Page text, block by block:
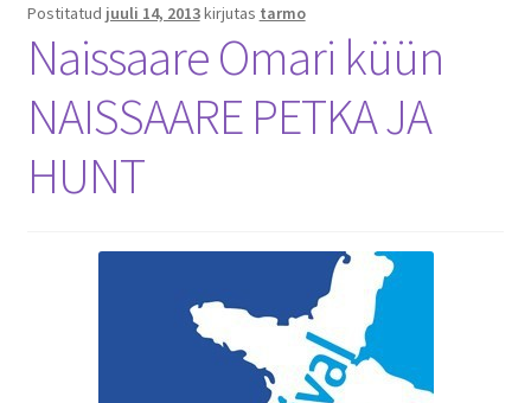
Postitatud juuli 14, 2013kirjutas tarmo
Naissaare Omari küün
NAISSAARE PETKA JA
HUNT